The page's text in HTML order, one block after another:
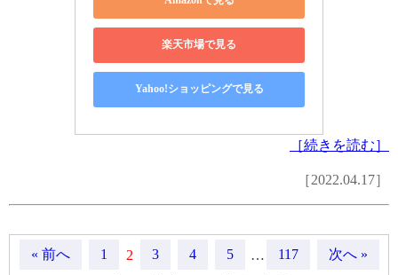
楽天市場で見る
Yahoo!ショッピングで見る
［続きを読む］
［2022.04.17］
« 前へ 1 2 3 4 5 … 117
次へ »